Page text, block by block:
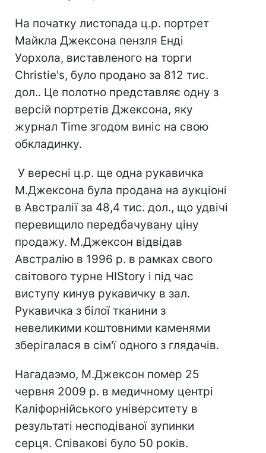
На початку листопада ц.р. портрет
Майкла Джексона пензля Енді
Уорхола, виставленого на торги
Christie's, було продано за 812 тис.
дол.. Це полотно представляє одну з
версій портретів Джексона, яку
журнал Time згодом виніс на свою
обкладинку.
У вересні ц.р. ще одна рукавичка
М.Джексона була продана на аукціоні
в Австралії за 48,4 тис. дол., що удвічі
перевищило передбачувану ціну
продажу. М.Джексон відвідав
Австралію в 1996 р. в рамках свого
світового турне HIStory і під час
виступу кинув рукавичку в зал.
Рукавичка з білої тканини з
невеликими коштовними каменями
зберігалася в сім'ї одного з глядачів.
Нагадаэмо, М.Джексон помер 25
червня 2009 р. в медичному центрі
Каліфорнійського університету в
результаті несподіваної зупинки
серця. Співакові було 50 років.